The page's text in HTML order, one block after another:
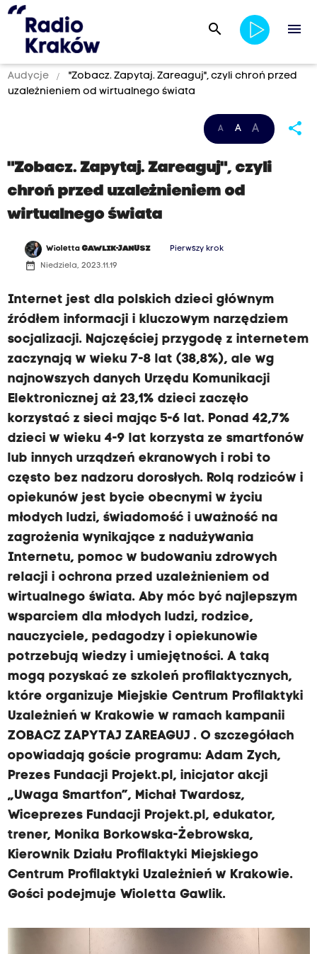
search menu
Audycje
"Zobacz. Zapytaj. Zareaguj", czyli chroń przed
uzależnieniem od wirtualnego świata
A A A share
"Zobacz. Zapytaj. Zareaguj", czyli
chroń przed uzależnieniem od
wirtualnego świata
WiolettaGAWLIK-JANUSZ Pierwszy krok
date_range Niedziela, 2023.11.19
Internet jest dla polskich dzieci głównym
źródłem informacji i kluczowym narzędziem
socjalizacji. Najczęściej przygodę z internetem
zaczynają w wieku 7-8 lat (38,8%), ale wg
najnowszych danych Urzędu Komunikacji
Elektronicznej aż 23,1% dzieci zaczęło
korzystać z sieci mając 5-6 lat. Ponad 42,7%
dzieci w wieku 4-9 lat korzysta ze smartfonów
lub innych urządzeń ekranowych i robi to
często bez nadzoru dorosłych. Rolą rodziców i
opiekunów jest bycie obecnymi w życiu
młodych ludzi, świadomość i uważność na
zagrożenia wynikające z nadużywania
Internetu, pomoc w budowaniu zdrowych
relacji i ochrona przed uzależnieniem od
wirtualnego świata. Aby móc być najlepszym
wsparciem dla młodych ludzi, rodzice,
nauczyciele, pedagodzy i opiekunowie
potrzebują wiedzy i umiejętności. A taką
mogą pozyskać ze szkoleń profilaktycznych,
które organizuje Miejskie Centrum Profilaktyki
Uzależnień w Krakowie w ramach kampanii
ZOBACZ ZAPYTAJ ZAREAGUJ . O szczegółach
opowiadają goście programu: Adam Zych,
Prezes Fundacji Projekt.pl, inicjator akcji
„Uwaga Smartfon”, Michał Twardosz,
Wiceprezes Fundacji Projekt.pl, edukator,
trener, Monika Borkowska-Żebrowska,
Kierownik Działu Profilaktyki Miejskiego
Centrum Profilaktyki Uzależnień w Krakowie.
Gości podejmuje Wioletta Gawlik.